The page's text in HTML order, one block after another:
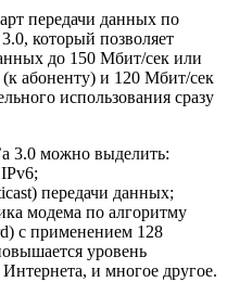
передачи данных по
который позволяет
до 150 Мбит/сек или
абоненту) и 120 Мбит/сек
использования сразу
3.0 можно выделить:
передачи данных;
модема по алгоритму
с применением 128
уровень
и многое другое.